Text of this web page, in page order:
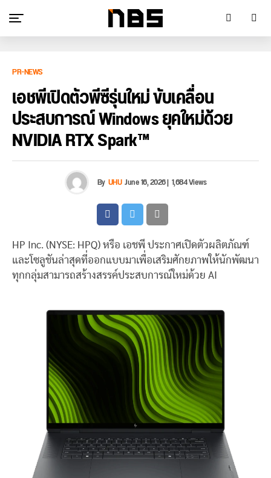
PR-NEWS
เอชพีเปิดตัวพีซีรุ่นใหม่ ขับเคลื่อน
ประสบการณ์ Windows ยุคใหม่ด้วย
NVIDIA RTX Spark™
By UHUJune 16, 2026| 1,684 Views
HP Inc. (NYSE: HPQ) หรือ เอชพี ประกาศเปิดตัวผลิตภัณฑ์
และโซลูชันล่าสุดที่ออกแบบมาเพื่อเสริมศักยภาพให้นักพัฒนา
ทุกกลุ่มสามารถสร้างสรรค์ประสบการณ์ใหม่ด้วย AI